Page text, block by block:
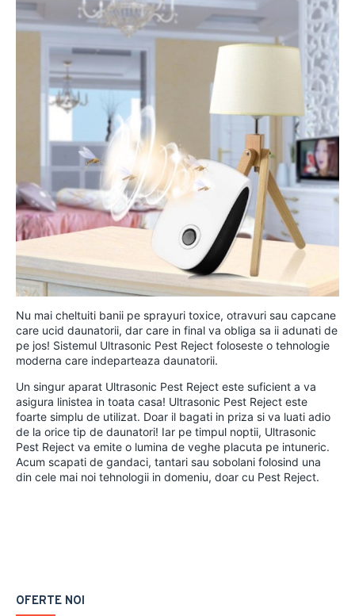
Nu mai cheltuiti banii pe sprayuri toxice, otravuri sau capcane
care ucid daunatorii, dar care in final va obliga sa ii adunati de
pe jos! Sistemul Ultrasonic Pest Reject foloseste o tehnologie
moderna care indeparteaza daunatorii.
Un singur aparat Ultrasonic Pest Reject este suficient a va
asigura linistea in toata casa! Ultrasonic Pest Reject este
foarte simplu de utilizat. Doar il bagati in priza si va luati adio
de la orice tip de daunatori! Iar pe timpul noptii, Ultrasonic
Pest Reject va emite o lumina de veghe placuta pe intuneric.
Acum scapati de gandaci, tantari sau sobolani folosind una
din cele mai noi tehnologii in domeniu, doar cu Pest Reject.
OFERTE NOI